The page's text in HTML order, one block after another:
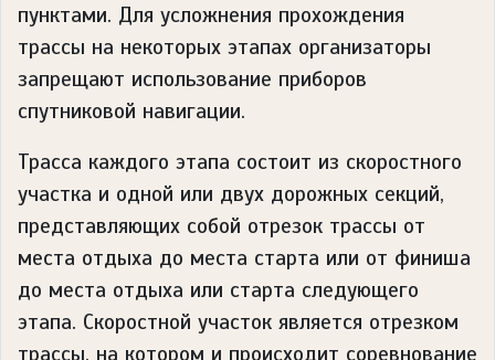
пунктами. Для усложнения прохождения
трассы на некоторых этапах организаторы
запрещают использование приборов
спутниковой навигации.
Трасса каждого этапа состоит из скоростного
участка и одной или двух дорожных секций,
представляющих собой отрезок трассы от
места отдыха до места старта или от финиша
до места отдыха или старта следующего
этапа. Скоростной участок является отрезком